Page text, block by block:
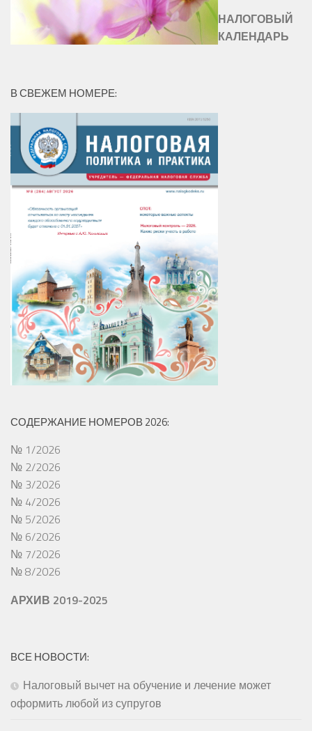
НАЛОГОВЫЙ
КАЛЕНДАРЬ
В СВЕЖЕМ НОМЕРЕ:
СОДЕРЖАНИЕ НОМЕРОВ 2026:
№ 1/2026
№ 2/2026
№ 3/2026
№ 4/2026
№ 5/2026
№ 6/2026
№ 7/2026
№ 8/2026
АРХИВ 2019-2025
ВСЕ НОВОСТИ:
Налоговый вычет на обучение и лечение может
оформить любой из супругов